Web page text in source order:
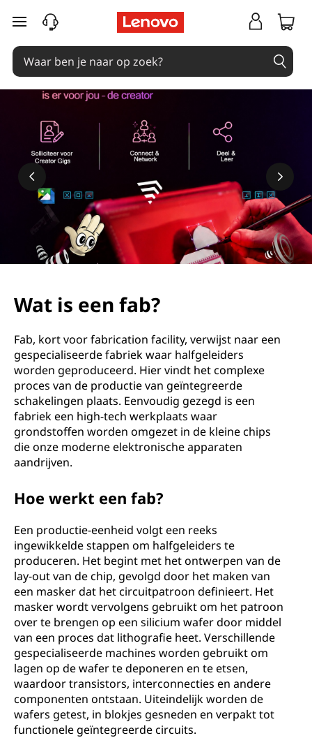
Ga naar de hoofdinhoud
Meer informatie
Wat is een fab?
Fab, kort voor fabrication facility, verwijst naar een
gespecialiseerde fabriek waar halfgeleiders
worden geproduceerd. Hier vindt het complexe
proces van de productie van geïntegreerde
schakelingen plaats. Eenvoudig gezegd is een
fabriek een high-tech werkplaats waar
grondstoffen worden omgezet in de kleine chips
die onze moderne elektronische apparaten
aandrijven.
Hoe werkt een fab?
Een productie-eenheid volgt een reeks
ingewikkelde stappen om halfgeleiders te
produceren. Het begint met het ontwerpen van de
lay-out van de chip, gevolgd door het maken van
een masker dat het circuitpatroon definieert. Het
masker wordt vervolgens gebruikt om het patroon
over te brengen op een silicium wafer door middel
van een proces dat lithografie heet. Verschillende
gespecialiseerde machines worden gebruikt om
lagen op de wafer te deponeren en te etsen,
waardoor transistors, interconnecties en andere
componenten ontstaan. Uiteindelijk worden de
wafers getest, in blokjes gesneden en verpakt tot
functionele geïntegreerde circuits.